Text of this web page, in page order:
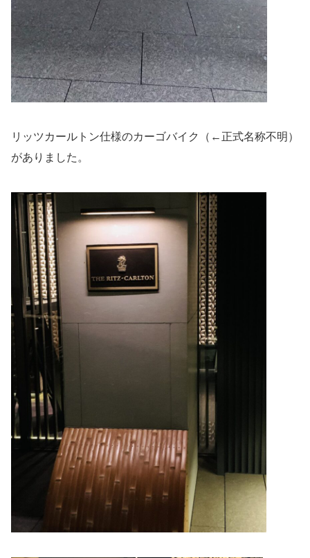
リッツカールトン仕様のカーゴバイク（←正式名称不明）
がありました。